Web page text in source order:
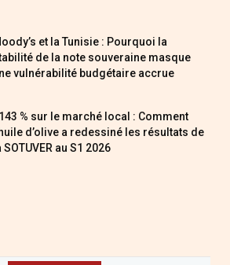
et la Tunisie : Pourquoi la
de la note souveraine masque
vulnérabilité budgétaire accrue
% sur le marché local : Comment
d’olive a redessiné les résultats de
SOTUVER au S1 2026